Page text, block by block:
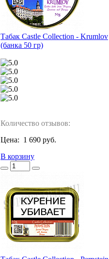
Табак Castle Collection - Krumlov
(банка 50 гр)
Количество отзывов:
Цена: 1 690 руб.
В корзину